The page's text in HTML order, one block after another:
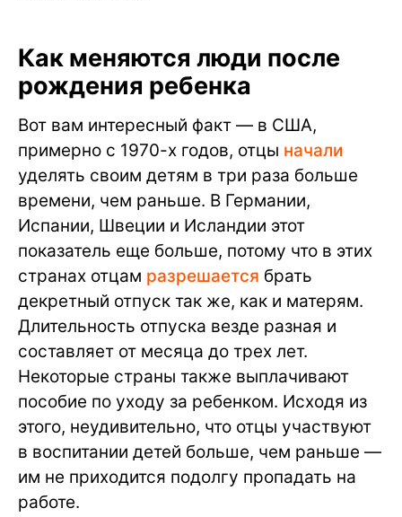
Как меняются люди после
рождения ребенка
Вот вам интересный факт — в США,
примерно с 1970-х годов, отцы начали
уделять своим детям в три раза больше
времени, чем раньше. В Германии,
Испании, Швеции и Исландии этот
показатель еще больше, потому что в этих
странах отцам разрешается брать
декретный отпуск так же, как и матерям.
Длительность отпуска везде разная и
составляет от месяца до трех лет.
Некоторые страны также выплачивают
пособие по уходу за ребенком. Исходя из
этого, неудивительно, что отцы участвуют
в воспитании детей больше, чем раньше —
им не приходится подолгу пропадать на
работе.